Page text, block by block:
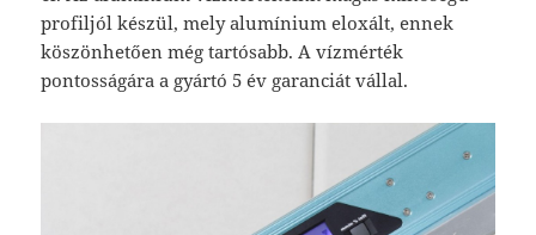
profiljól készül, mely alumínium eloxált, ennek
köszönhetően még tartósabb. A vízmérték
pontosságára a gyártó 5 év garanciát vállal.